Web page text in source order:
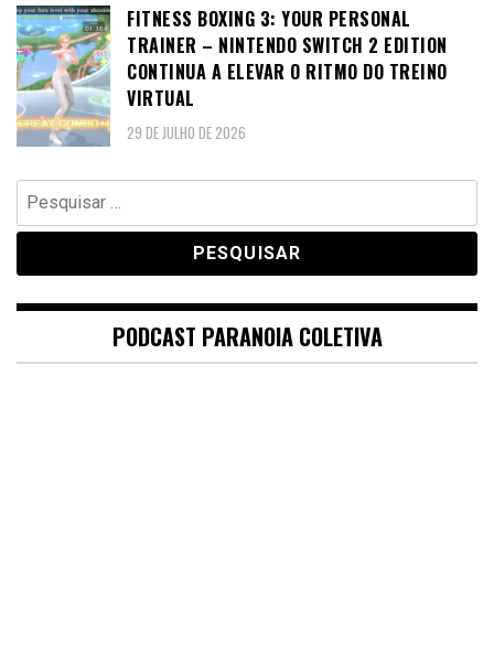
FITNESS BOXING 3: YOUR PERSONAL
TRAINER – NINTENDO SWITCH 2 EDITION
CONTINUA A ELEVAR O RITMO DO TREINO
VIRTUAL
29 DE JULHO DE 2026
Pesquisar
por:
PODCAST PARANOIA COLETIVA